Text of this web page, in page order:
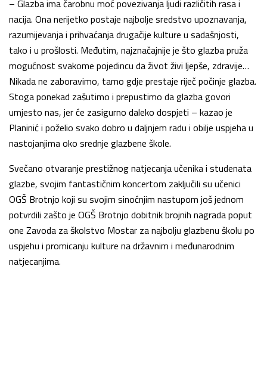
– Glazba ima čarobnu moć povezivanja ljudi različitih rasa i
nacija. Ona nerijetko postaje najbolje sredstvo upoznavanja,
razumijevanja i prihvaćanja drugačije kulture u sadašnjosti,
tako i u prošlosti. Međutim, najznačajnije je što glazba pruža
mogućnost svakome pojedincu da život živi ljepše, zdravije…
Nikada ne zaboravimo, tamo gdje prestaje riječ počinje glazba.
Stoga ponekad zašutimo i prepustimo da glazba govori
umjesto nas, jer će zasigurno daleko dospjeti – kazao je
Planinić i poželio svako dobro u daljnjem radu i obilje uspjeha u
nastojanjima oko srednje glazbene škole.
Svečano otvaranje prestižnog natjecanja učenika i studenata
glazbe, svojim fantastičnim koncertom zaključili su učenici
OGŠ Brotnjo koji su svojim sinoćnjim nastupom još jednom
potvrdili zašto je OGŠ Brotnjo dobitnik brojnih nagrada poput
one Zavoda za školstvo Mostar za najbolju glazbenu školu po
uspjehu i promicanju kulture na državnim i međunarodnim
natjecanjima.